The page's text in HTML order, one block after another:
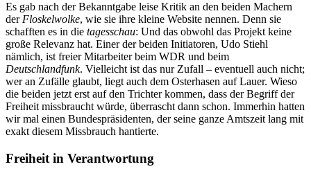
Es gab nach der Bekanntgabe leise Kritik an den beiden Machern
derFloskelwolke, wie sie ihre kleine Website nennen. Denn sie
schafften es in die tagesschau: Und das obwohl das Projekt keine
große Relevanz hat. Einer der beiden Initiatoren, Udo Stiehl
nämlich, ist freier Mitarbeiter beim WDR und beim
Deutschlandfunk. Vielleicht ist das nur Zufall – eventuell auch nicht;
wer an Zufälle glaubt, liegt auch dem Osterhasen auf Lauer. Wieso
die beiden jetzt erst auf den Trichter kommen, dass der Begriff der
Freiheit missbraucht würde, überrascht dann schon. Immerhin hatten
wir mal einen Bundespräsidenten, der seine ganze Amtszeit lang mit
exakt diesem Missbrauch hantierte.
Freiheit in Verantwortung